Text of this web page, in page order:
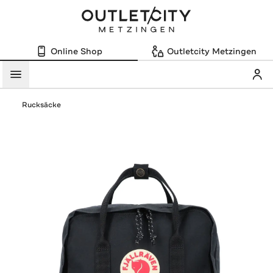
Online Shop Outletcity Metzingen
Menü
Rucksäcke